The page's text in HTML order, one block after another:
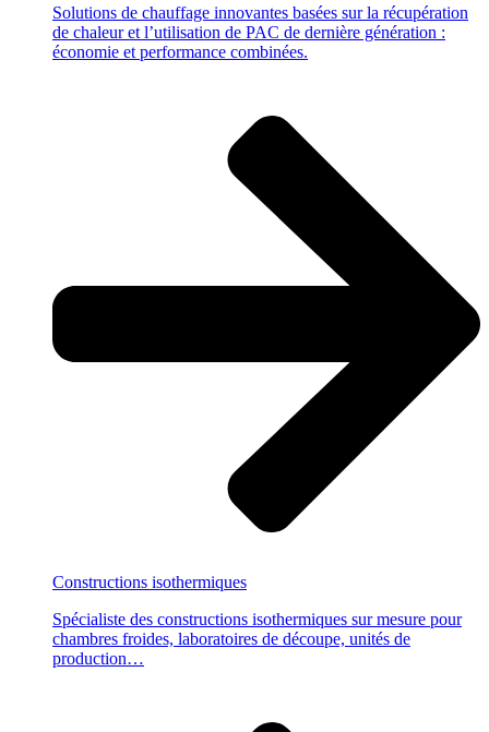
Solutions de chauffage innovantes basées sur la récupération
de chaleur et l’utilisation de PAC de dernière génération :
économie et performance combinées.
Constructions isothermiques
Spécialiste des constructions isothermiques sur mesure pour
chambres froides, laboratoires de découpe, unités de
production…